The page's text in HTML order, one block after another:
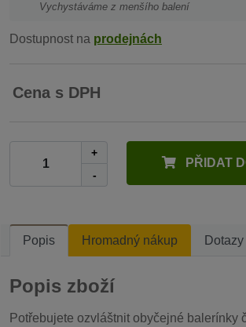
Vychystáváme z menšího balení
Dostupnost na prodejnách
Cena s DPH
+
-
PŘIDAT
Popis Hromadný nákup Dotazy
Popis zboží
Potřebujete ozvláštnit obyčejné balerínky